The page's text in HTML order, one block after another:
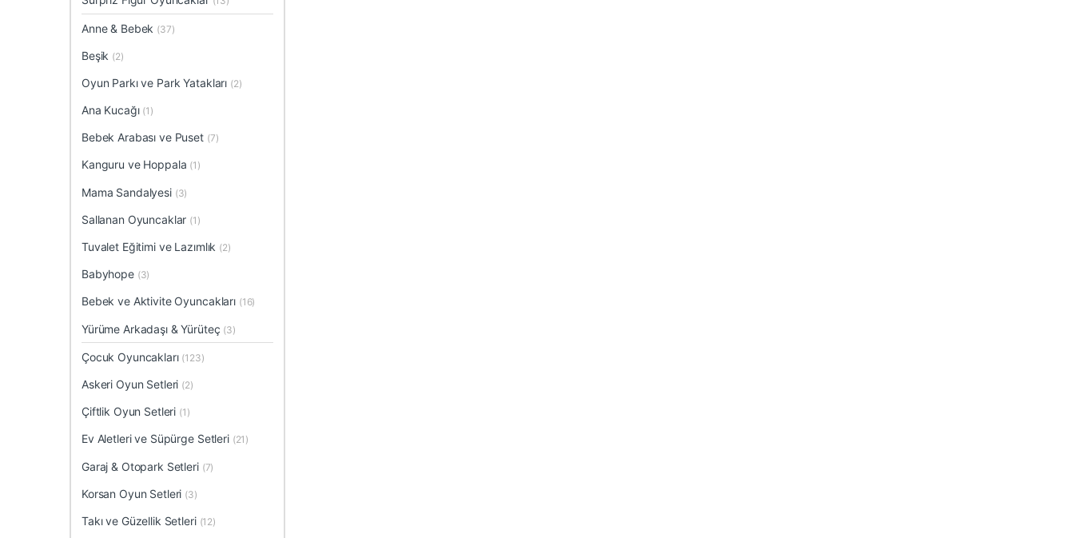
Anne & Bebek (37)
Beşik (2)
Oyun Parkı ve Park Yatakları (2)
Ana Kucağı (1)
Bebek Arabası ve Puset (7)
Kanguru ve Hoppala (1)
Mama Sandalyesi (3)
Sallanan Oyuncaklar (1)
Tuvalet Eğitimi ve Lazımlık (2)
Babyhope (3)
Bebek ve Aktivite Oyuncakları (16)
Yürüme Arkadaşı & Yürüteç (3)
Çocuk Oyuncakları (123)
Askeri Oyun Setleri (2)
Çiftlik Oyun Setleri (1)
Ev Aletleri ve Süpürge Setleri (21)
Garaj & Otopark Setleri (7)
Korsan Oyun Setleri (3)
Takı ve Güzellik Setleri (12)